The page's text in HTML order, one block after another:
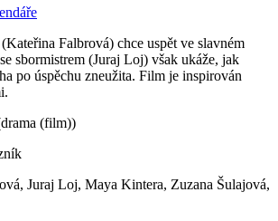
Falbrová) chce uspět ve slavném
sbormistrem (Juraj Loj) však ukáže, jak
po úspěchu zneužita. Film je inspirován
(film))
Juraj Loj, Maya Kintera, Zuzana Šulajová,